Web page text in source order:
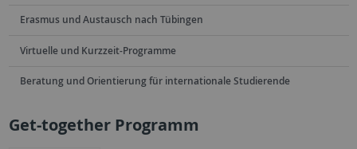
Erasmus und Austausch nach Tübingen
Virtuelle und Kurzzeit-Programme
Beratung und Orientierung für internationale Studierende
Get-together Programm